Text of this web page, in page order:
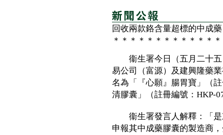
回收兩款鉻含量超標的中成
＊＊＊＊＊＊＊＊＊＊＊＊
衞生署今日（五月二十五
易公司（富源）及建興隆藥
名為「『心願』腸胃寶」（
清膠囊」（註冊編號：HKP-
衞生署發言人解釋：「是
申報其中成藥膠囊的製造商